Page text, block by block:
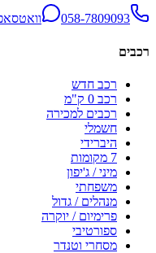
058-7809093
רכבים
רכב חדש
רכב 0 ק"מ
רכבים למכירה
חשמלי
היברידי
7 מקומות
מיני / ג'יפון
משפחתי
מנהלים / גדול
פרימיום / יוקרה
ספורטיבי
מסחרי וטנדר